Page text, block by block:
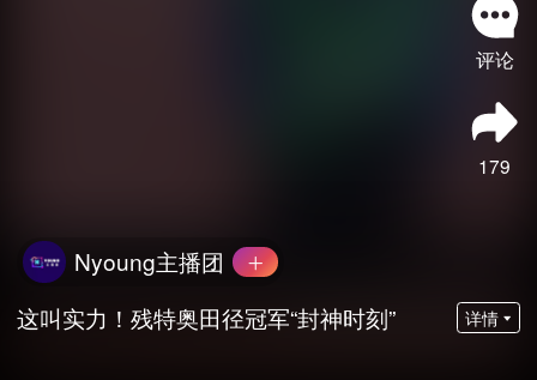
评论
179
Nyoung主播团
这叫实力！残特奥田径冠军“封神时刻”
详情